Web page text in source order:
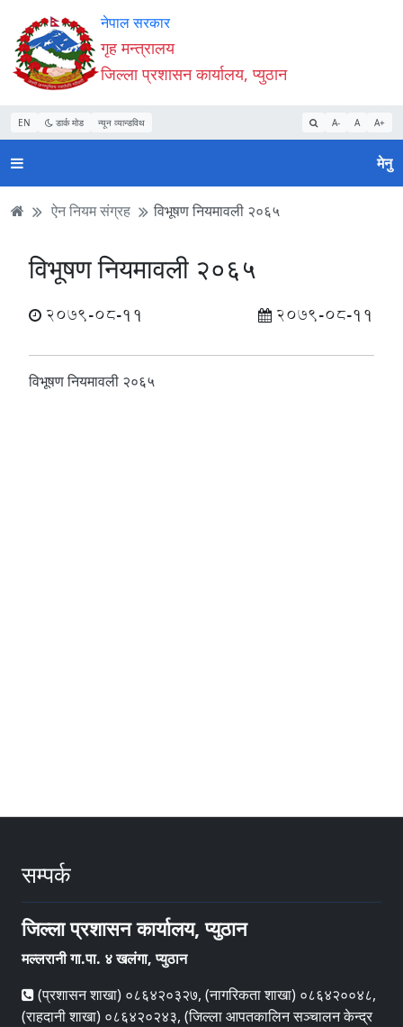
Accessibility
Mode
सुरु
गर्नुहोस्
सामाग्री
पढ्नुहाेस्
नेभिगेसन
पढ्नुहाेस्
वेबसाइट
खोजमा
जानुहोस्
नेपाल सरकार
गृह मन्त्रालय
जिल्ला प्रशासन कार्यालय, प्युठान
EN डार्क मोड न्यून व्यान्डविथ A- A A+
मेनु
ऐन नियम संग्रह विभूषण नियमावली २०६५
विभूषण नियमावली २०६५
2079-08-11 2079-08-11
विभूषण नियमावली २०६५
सम्पर्क
जिल्ला प्रशासन कार्यालय, प्युठान
मल्लरानी गा.पा. ४ खलंगा, प्युठान
(प्रशासन शाखा) ०८६४२०३२७, (नागरिकता शाखा) ०८६४२००४८,
(राहदानी शाखा) ०८६४२०२४३, (जिल्ला आपतकालिन सञ्चालन केन्द्र